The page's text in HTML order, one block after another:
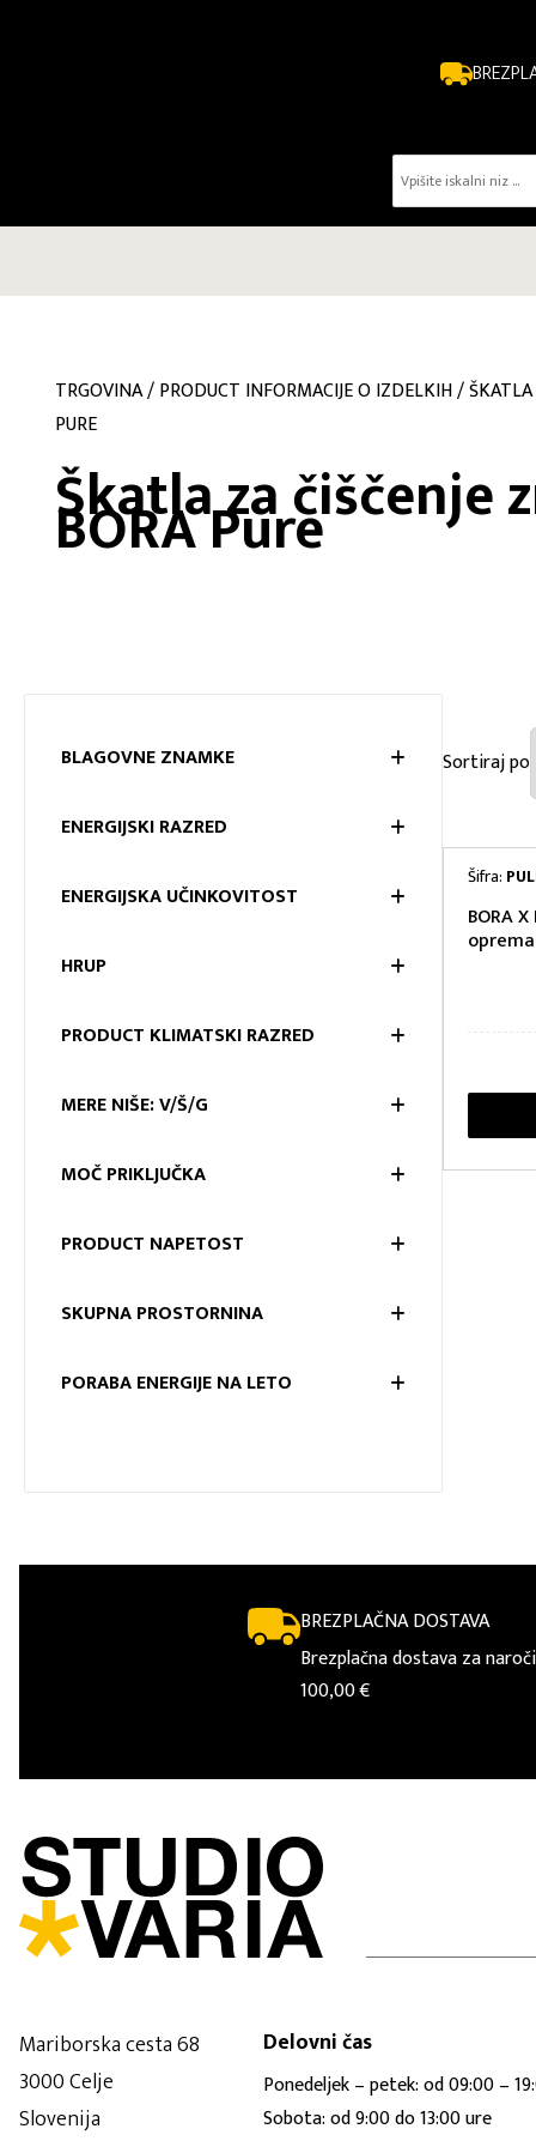
TRGOVINA/PRODUCT INFORMACIJE O IZDELKIH/
PURE
Škatla za čiščenje
BORA Pure
BLAGOVNE ZNAMKE
ENERGIJSKI RAZRED
ENERGIJSKA UČINKOVITOST
HRUP
PRODUCT KLIMATSKI RAZRED
MERE NIŠE: V/Š/G
MOČ PRIKLJUČKA
PRODUCT NAPETOST
SKUPNA PROSTORNINA
PORABA ENERGIJE NA LETO
MERE
Šifra:
BORA
oprema
BREZPLAČNA DOSTAVA
Brezplačna dostava za
100,00 €
Mariborska cesta 68
3000 Celje
Slovenija
Delovni čas
Ponedeljek – petek: od 09:00 –
Sobota: od 9:00 do 13:00 ure